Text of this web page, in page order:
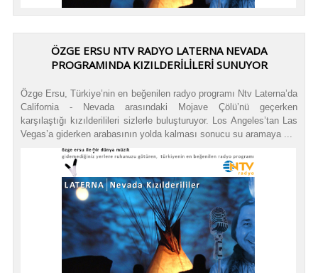
ÖZGE ERSU NTV RADYO LATERNA NEVADA
PROGRAMINDA KIZILDERİLİLERİ SUNUYOR
Özge Ersu, Türkiye’nin en beğenilen radyo programı Ntv Laterna’da
California - Nevada arasındaki Mojave Çölü’nü geçerken
karşılaştığı kızılderilileri sizlerle buluşturuyor. Los Angeles’tan Las
Vegas’a giderken arabasının yolda kalması sonucu su aramaya ...